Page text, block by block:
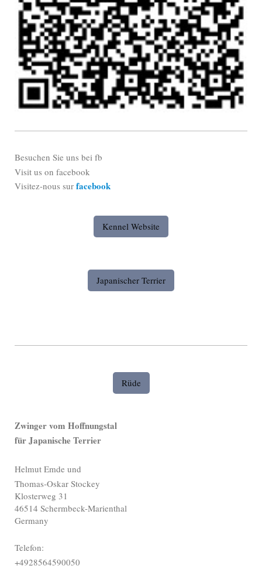
Besuchen Sie uns bei fb
Visit us on facebook
Visitez-nous sur facebook
Kennel Website
Japanischer Terrier
Rüde
Zwinger vom Hoffnungstal
für Japanische Terrier
Helmut Emde und
Thomas-Oskar Stockey
Klosterweg 31
46514 Schermbeck-Marienthal
Germany
Telefon:
+4928564590050